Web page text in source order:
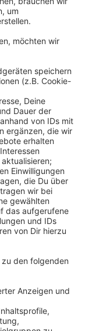
an die
unsere Aktion
Spende ist
"Sparen mit
sich
Geldes direkt
Zweck zu
Niederrhein
an den NABU
die sich